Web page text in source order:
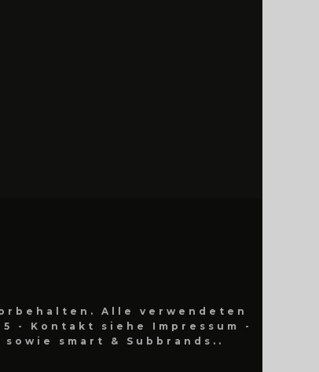
Alle verwendeten
- Kontakt siehe Impressum -
smart & Subbrands..